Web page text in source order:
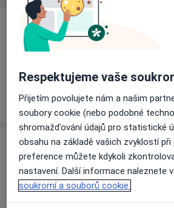
Ceník
Informace o službách a cenách
svých službách.
Adresa
Fakultní nemocnice v
V Úvalu 1/84, Praha15006
Respektujeme vaše
Přijetím povolujete nám a našim
soubory cookie (nebo podobné
shromažďování údajů pro statistické
obsahu na základě vašich zvyklostí při
preference můžete kdykoli
nastavení. Další informace naleznete v
soukromí a souborů cookie.